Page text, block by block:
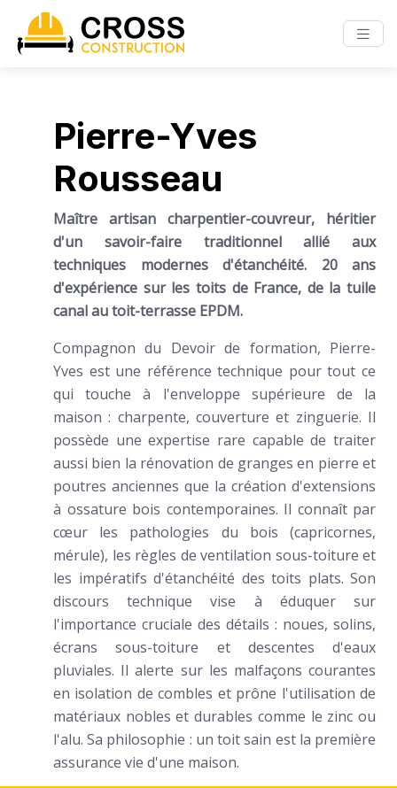
Pierre-Yves
Rousseau
Maître artisan charpentier-couvreur, héritier
d'un savoir-faire traditionnel allié aux
techniques modernes d'étanchéité. 20 ans
d'expérience sur les toits de France, de la tuile
canal au toit-terrasse EPDM.
Compagnon du Devoir de formation, Pierre-
Yves est une référence technique pour tout ce
qui touche à l'enveloppe supérieure de la
maison : charpente, couverture et zinguerie. Il
possède une expertise rare capable de traiter
aussi bien la rénovation de granges en pierre et
poutres anciennes que la création d'extensions
à ossature bois contemporaines. Il connaît par
cœur les pathologies du bois (capricornes,
mérule), les règles de ventilation sous-toiture et
les impératifs d'étanchéité des toits plats. Son
discours technique vise à éduquer sur
l'importance cruciale des détails : noues, solins,
écrans sous-toiture et descentes d'eaux
pluviales. Il alerte sur les malfaçons courantes
en isolation de combles et prône l'utilisation de
matériaux nobles et durables comme le zinc ou
l'alu. Sa philosophie : un toit sain est la première
assurance vie d'une maison.